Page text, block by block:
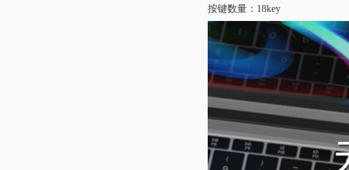
按键数量：18key